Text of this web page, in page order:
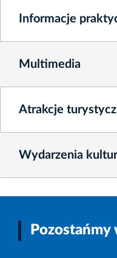
Informacje
Multimedia
Atrakcje
Wydarzenia